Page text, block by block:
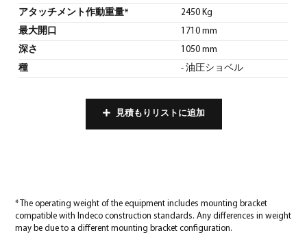
アタッチメント作動重量* 2450 Kg
最大開口 1710 mm
深さ 1050 mm
種 - 油圧ショベル
見積もりリストに追加
* The operating weight of the equipment includes mounting bracket
compatible with Indeco construction standards. Any differences in weight
may be due to a different mounting bracket configuration.